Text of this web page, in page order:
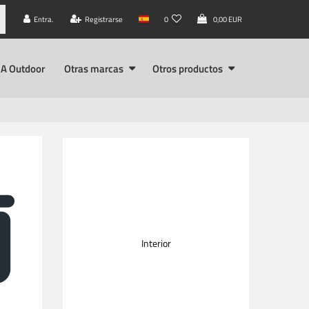
Entra. Registrarse 0 0,00 EUR
Outdoor Otras marcas Otros productos
Interior